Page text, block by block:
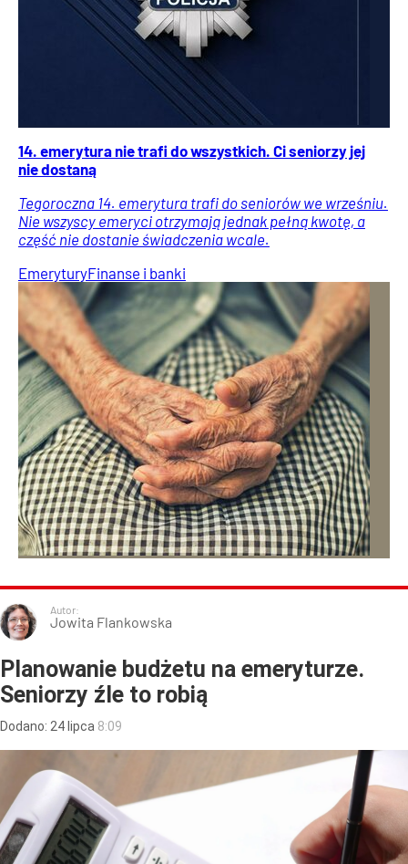
14. emerytura nie trafi do wszystkich. Ci seniorzy jej
nie dostaną
Tegoroczna 14. emerytura trafi do seniorów we wrześniu.
Nie wszyscy emeryci otrzymają jednak pełną kwotę, a
część nie dostanie świadczenia wcale.
EmeryturyFinanse i banki
Autor:
Jowita Flankowska
Planowanie budżetu na emeryturze.
Seniorzy źle to robią
Dodano: 24 lipca 8:09